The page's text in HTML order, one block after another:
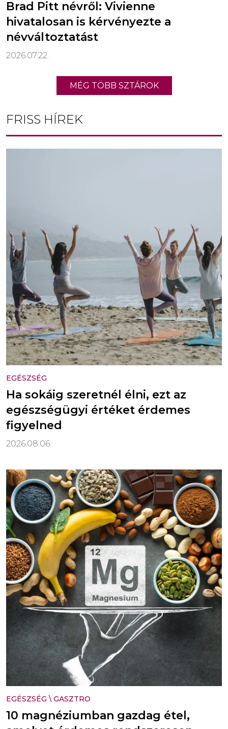
Brad Pitt névről: Vivienne
hivatalosan is kérvényezte a
névváltoztatást
2026.07.22.
MÉG TÖBB SZTÁROK
FRISS HÍREK
EGÉSZSÉG
Ha sokáig szeretnél élni, ezt az
egészségügyi értéket érdemes
figyelned
2026.08.06.
EGÉSZSÉG \ GASZTRO
10 magnéziumban gazdag étel,